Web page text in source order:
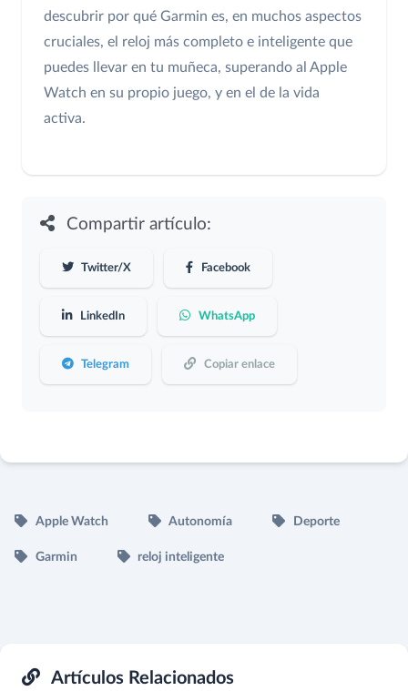
descubrir por qué Garmin es, en muchos aspectos
cruciales, el reloj más completo e inteligente que
puedes llevar en tu muñeca, superando al Apple
Watch en su propio juego, y en el de la vida
activa.
Compartir artículo:
Twitter/X Facebook
LinkedIn WhatsApp
Telegram Copiar enlace
Apple Watch Autonomía Deporte
Garmin reloj inteligente
Artículos Relacionados